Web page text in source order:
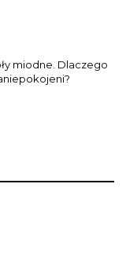
miodne. Dlaczego